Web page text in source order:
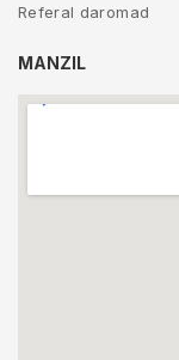
Referal daromad
MANZIL